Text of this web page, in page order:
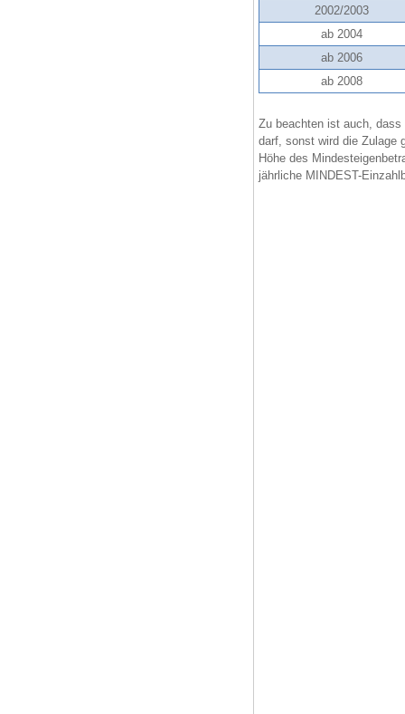
2002/2003
ab 2004
ab 2006
ab 2008
Zu beachten ist auch,
darf, sonst wird die Zulage
Höhe des
jährliche MINDEST-